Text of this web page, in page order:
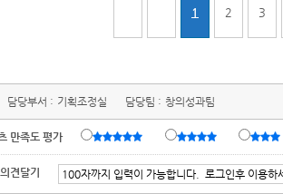
1 2 3
담당부서 : 기획조정실 담당팀 : 창의성과팀
만족도 평가
견달기